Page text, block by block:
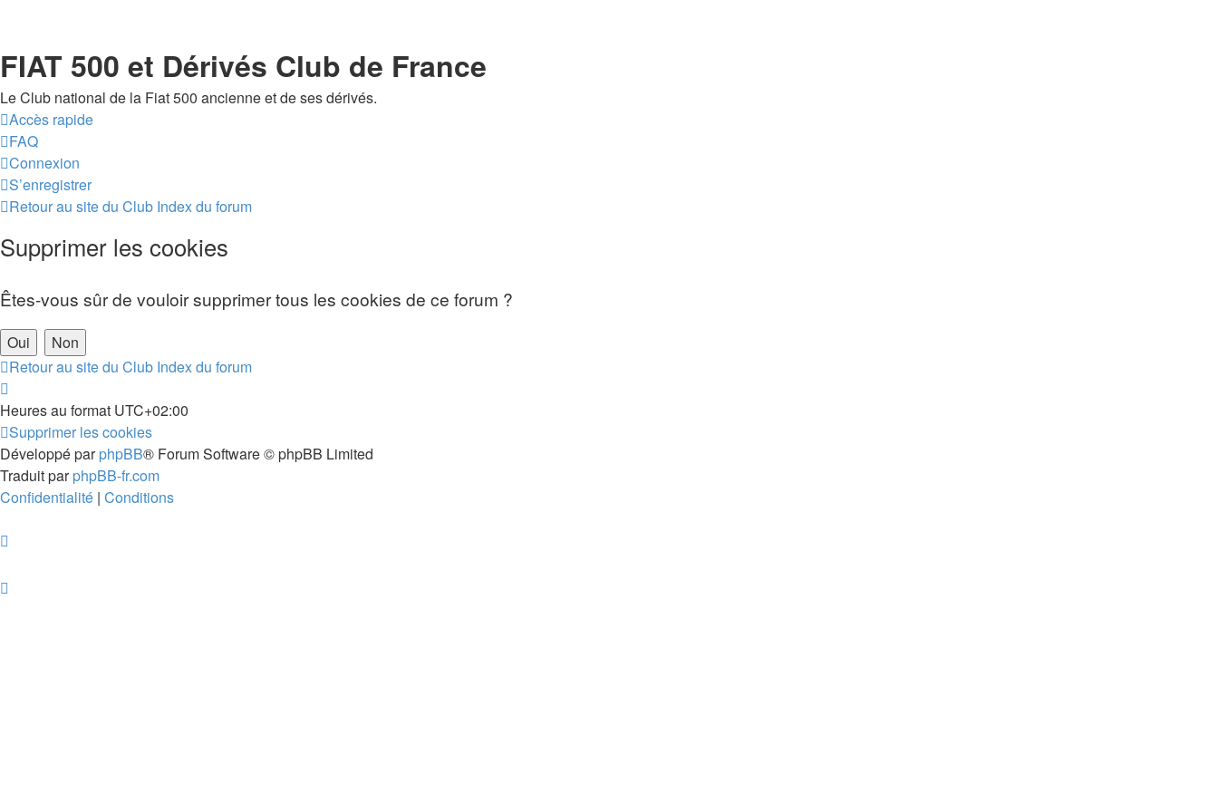
FIAT 500 et Dérivés Club de France
Le Club national de la Fiat 500 ancienne et de ses dérivés.
Accès rapide
FAQ
Connexion
S’enregistrer
Retour au site du Club Index du forum
Supprimer les cookies
Êtes-vous sûr de vouloir supprimer tous les cookies de ce forum ?
Retour au site du Club Index du forum
Heures au format UTC+02:00
Supprimer les cookies
Développé parphpBB® Forum Software © phpBB Limited
Traduit parphpBB-fr.com
Confidentialité | Conditions